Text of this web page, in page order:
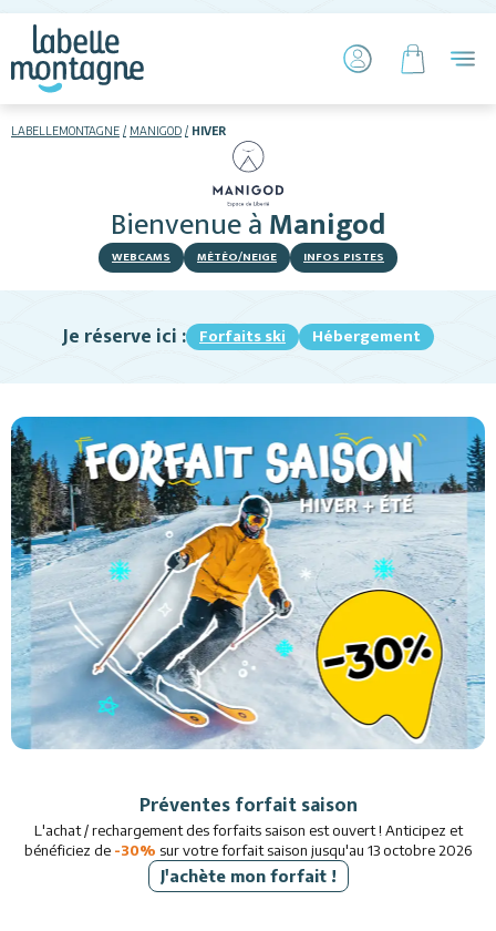
LABELLEMONTAGNE MANIGOD HIVER
BienvenueàManigod
WEBCAMS MÉTÉO/NEIGE INFOS PISTES
Hébergements
Activités
Restaurants
Services
Animations
Je réserve ici : Forfaits ski Hébergement
Préventes forfait saison
L'achat / rechargement des forfaits saison est ouvert ! Anticipez et
bénéficiez de -30% sur votre forfait saison jusqu'au 13 octobre 2026
J'achète mon forfait !